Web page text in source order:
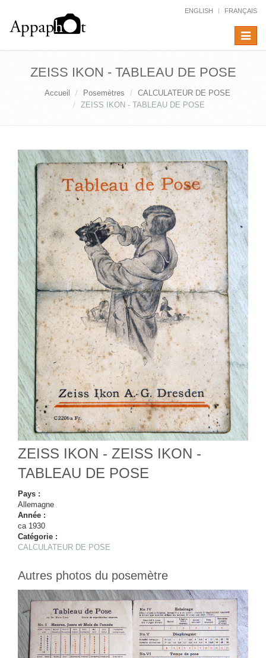
ENGLISH FRANÇAIS
Toggle
ZEISS IKON - TABLEAU DE POSE
Accueil Posemètres
CALCULATEUR DE POSE
ZEISS IKON - TABLEAU DE POSE
ZEISS IKON - ZEISS IKON -
TABLEAU DE POSE
Pays :
Allemagne
Année :
ca 1930
Catégorie :
CALCULATEUR DE POSE
Autres photos du posemètre